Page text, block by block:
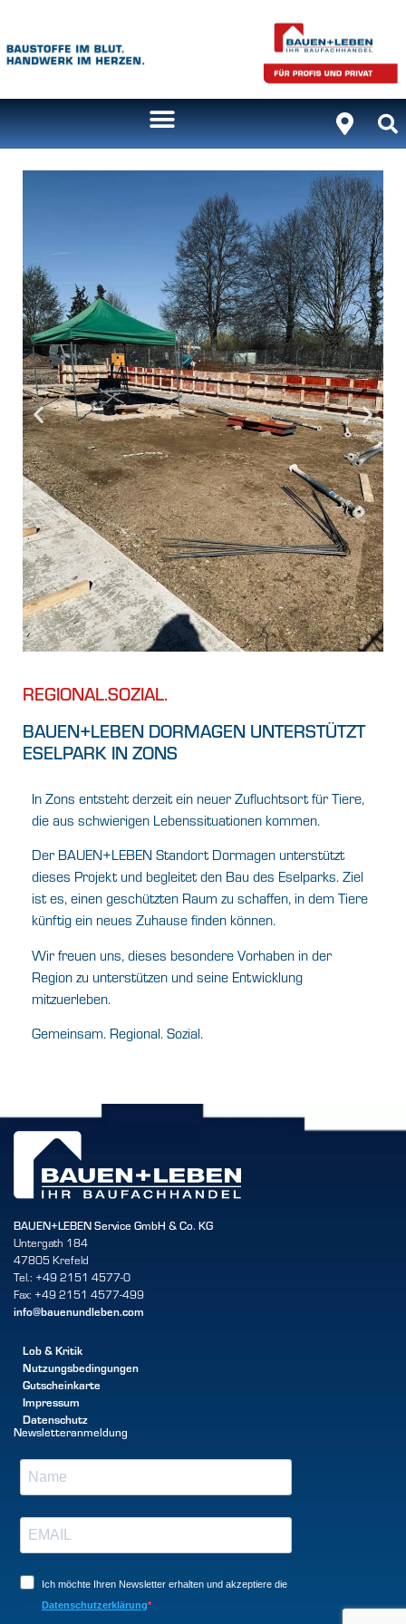
REGIONAL.SOZIAL.
BAUEN+LEBEN DORMAGEN UNTERSTÜTZT
ESELPARK IN ZONS
In Zons entsteht derzeit ein neuer Zufluchtsort für Tiere,
die aus schwierigen Lebenssituationen kommen.
Der BAUEN+LEBEN Standort Dormagen unterstützt
dieses Projekt und begleitet den Bau des Eselparks. Ziel
ist es, einen geschützten Raum zu schaffen, in dem Tiere
künftig ein neues Zuhause finden können.
Wir freuen uns, dieses besondere Vorhaben in der
Region zu unterstützen und seine Entwicklung
mitzuerleben.
Gemeinsam. Regional. Sozial.
BAUEN+LEBEN Service GmbH & Co. KG
Untergath 184
47805 Krefeld
Tel.: +49 2151 4577-0
Fax: +49 2151 4577-499
info@bauenundleben.com
Lob & Kritik
Nutzungsbedingungen
Gutscheinkarte
Impressum
Datenschutz
Newsletteranmeldung
Ich möchte Ihren Newsletter erhalten und akzeptiere die
Datenschutzerklärung